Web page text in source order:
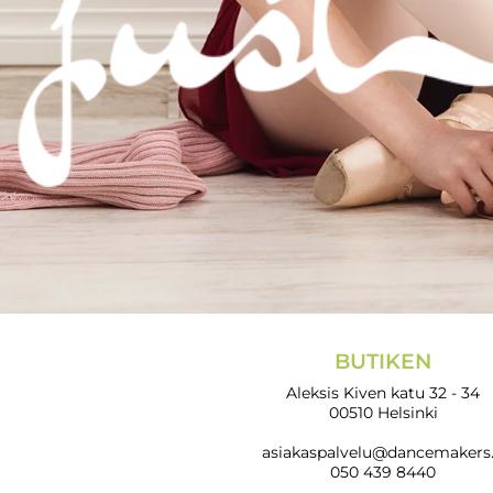
BUTIKEN
Aleksis Kiven katu 32 - 34
00510 Helsinki
050 439 8440